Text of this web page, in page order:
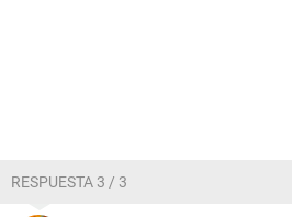
RESPUESTA 3 / 3